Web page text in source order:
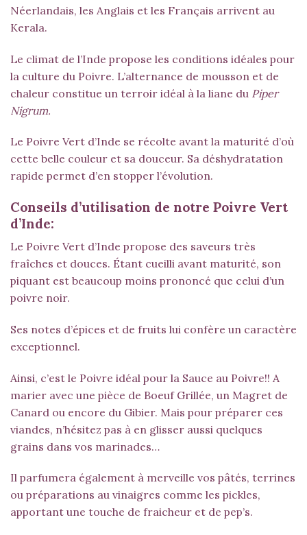
Néerlandais, les Anglais et les Français arrivent au
Kerala.
Le climat de l’Inde propose les conditions idéales pour
la culture du Poivre. L’alternance de mousson et de
chaleur constitue un terroir idéal à la liane du Piper
Nigrum.
Le Poivre Vert d’Inde se récolte avant la maturité d’où
cette belle couleur et sa douceur. Sa déshydratation
rapide permet d’en stopper l’évolution.
Conseils d’utilisation de notre Poivre Vert
d’Inde:
Le Poivre Vert d’Inde propose des saveurs très
fraîches et douces. Étant cueilli avant maturité, son
piquant est beaucoup moins prononcé que celui d’un
poivre noir.
Ses notes d’épices et de fruits lui confère un caractère
exceptionnel.
Ainsi, c’est le Poivre idéal pour la Sauce au Poivre!! A
marier avec une pièce de Boeuf Grillée, un Magret de
Canard ou encore du Gibier. Mais pour préparer ces
viandes, n’hésitez pas à en glisser aussi quelques
grains dans vos marinades…
Il parfumera également à merveille vos pâtés, terrines
ou préparations au vinaigres comme les pickles,
apportant une touche de fraicheur et de pep’s.